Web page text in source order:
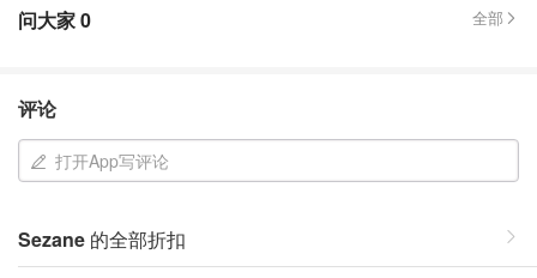
问大家0 全部
评论
打开App写评论
Sezane 的全部折扣